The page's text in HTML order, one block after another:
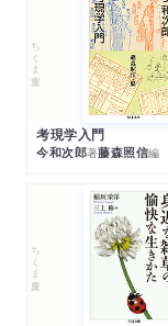
ちくま文庫
考現学入門
今和次郎著藤森照信編
ちくま文庫